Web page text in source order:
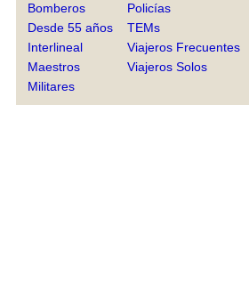
Bomberos
Desde 55 años
Interlineal
Maestros
Militares
Policías
TEMs
Viajeros Frecuentes
Viajeros Solos